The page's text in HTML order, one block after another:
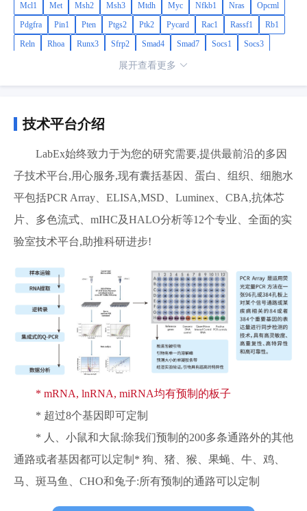
Mcl1
Met Msh2 Msh3 Mtdh Myc Nfkb1 Nras
Opcml
Pdgfra
Pin1 Pten Ptgs2 Ptk2 Pycard Rac1 Rassf1
Rb1
Reln
Rhoa Runx3 Sfrp2 Smad4 Smad7 Socs1
Socs3
Tgfb1 Tgfbr2
展开查看更多
技术平台介绍
LabEx始终致力于为您的研究需要,提供最前沿的多因
子技术平台,用心服务,现有囊括基因、蛋白、组织、细胞水
平包括PCR Array、ELISA,MSD、Luminex、CBA,抗体芯
片、多色流式、mIHC及HALO分析等12个专业、全面的实
验室技术平台,助推科研进步!
* mRNA, lnRNA, miRNA均有预制的板子
* 超过8个基因即可定制
* 人、小鼠和大鼠:除我们预制的200多条通路外的其他
通路或者基因都可以定制* 狗、猪、猴、果蝇、牛、鸡、
马、斑马鱼、CHO和兔子:所有预制的通路可以定制